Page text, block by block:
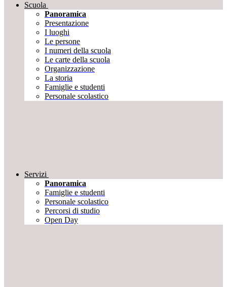
Scuola
Panoramica
Presentazione
I luoghi
Le persone
I numeri della scuola
Le carte della scuola
Organizzazione
La storia
Famiglie e studenti
Personale scolastico
Servizi
Panoramica
Famiglie e studenti
Personale scolastico
Percorsi di studio
Open Day